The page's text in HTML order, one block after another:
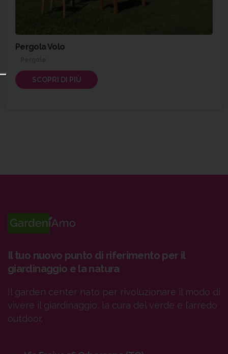
Pergola Volo
SCOPRI DI PIÙ
Il tuo nuovo punto di riferimento per il
giardinaggio e la natura
Il garden center nato per rivoluzionare il modo di
vivere il giardinaggio, la cura del verde e l’arredo
outdoor.